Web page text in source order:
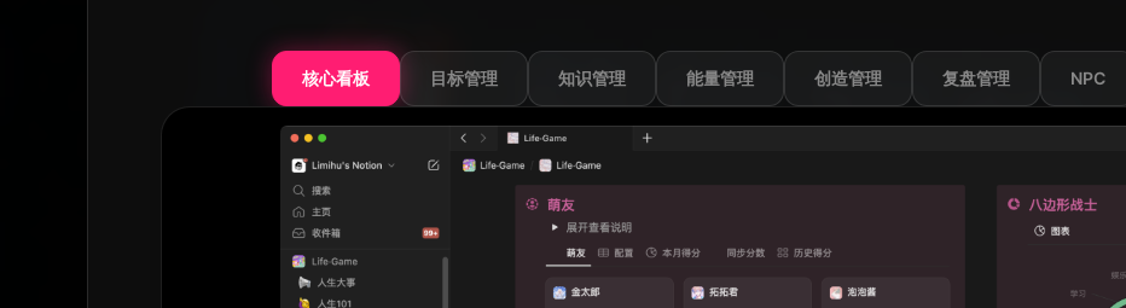
“真的感觉
不觉也往这
存在的意义”
**
“感觉我不
核心看板 目标管理 知识管理 能量管理 创造管理 复盘管理 NPC